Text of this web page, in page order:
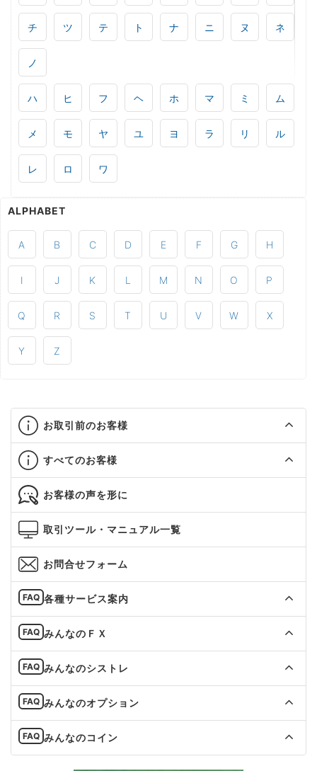
チ ツ テ ト ナ ニ ヌ ネ
ノ
ハ ヒ フ ヘ ホ マ ミ ム
メ モ ヤ ユ ヨ ラ リ ル
レ ロ ワ
ALPHABET
A B C D E F G H
I J K L M N O P
Q R S T U V W X
Y Z
お取引前のお客様
すべてのお客様
お客様の声を形に
取引ツール・マニュアル一覧
お問合せフォーム
各種サービス案内
みんなのＦＸ
みんなのシストレ
みんなのオプション
みんなのコイン